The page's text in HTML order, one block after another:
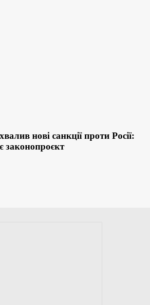
нові санкції проти Росії:
законопроєкт